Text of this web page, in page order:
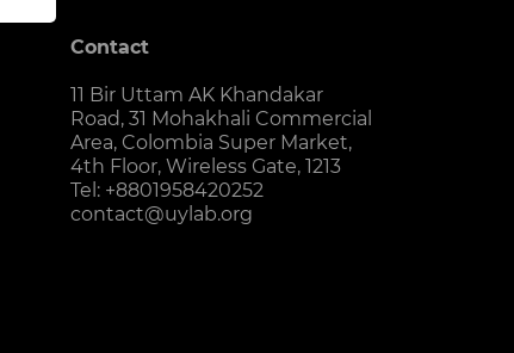
Contact
11 Bir Uttam AK Khandakar
Road, 31 Mohakhali Commercial
Area, Colombia Super Market,
4th Floor, Wireless Gate, 1213
Tel: +8801958420252
contact@uylab.org